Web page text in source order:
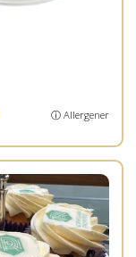
ⓘ Allergener